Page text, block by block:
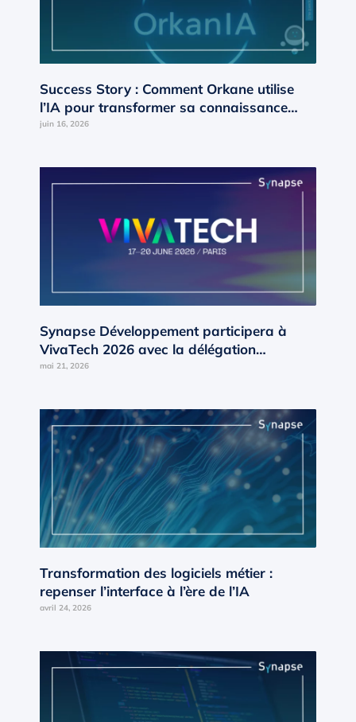
Success Story : Comment Orkane utilise
l’IA pour transformer sa connaissance
interne en moteur de croissance ?
juin 16, 2026
Synapse Développement participera à
VivaTech 2026 avec la délégation
Occitanie d’AD’OCC
mai 21, 2026
Transformation des logiciels métier :
repenser l’interface à l’ère de l’IA
avril 24, 2026